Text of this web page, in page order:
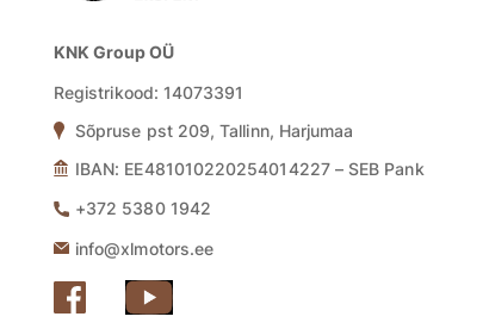
KNK Group OÜ
Registrikood: 14073391
Sõpruse pst 209, Tallinn, Harjumaa
IBAN: EE481010220254014227 – SEB Pank
+372 5380 1942
info@xlmotors.ee